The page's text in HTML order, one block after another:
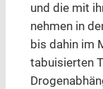
und die mit
nehmen in
bis dahin im
tabuisierten